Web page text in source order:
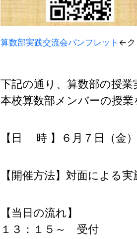
算数部実践交流会パンフレット ←ク
下記の通り、算数部の授業
本校算数部メンバーの授
【日 時 】６月７日（金
【開催方法】対面による実
【当日の流れ】
１３：１５～ 受付